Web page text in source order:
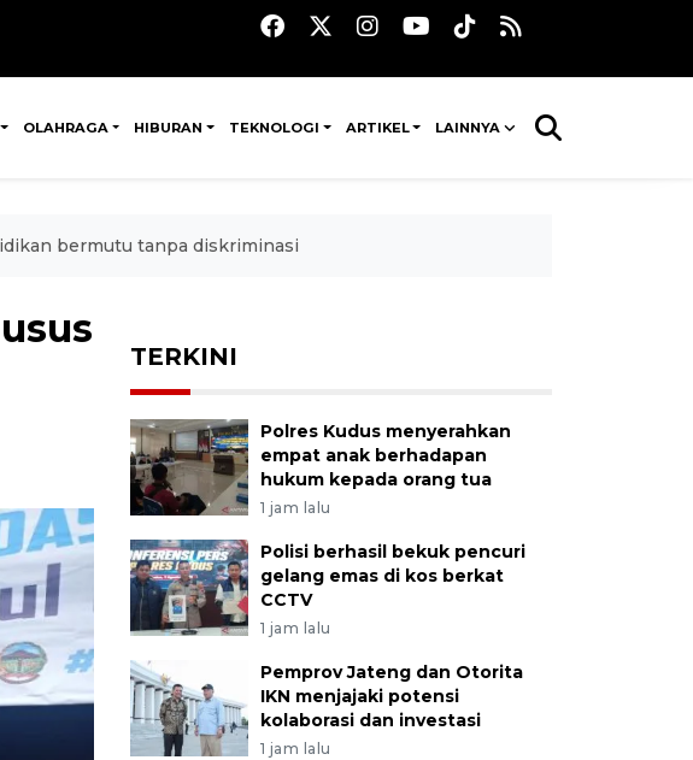
OLAHRAGA HIBURAN TEKNOLOGI ARTIKEL LAINNYA
bermutu tanpa diskriminasi
TERKINI
Polres Kudus menyerahkan
empat anak berhadapan
hukum kepada orang tua
1 jam lalu
Polisi berhasil bekuk pencuri
gelang emas di kos berkat
CCTV
1 jam lalu
Pemprov Jateng dan Otorita
IKN menjajaki potensi
kolaborasi dan investasi
1 jam lalu